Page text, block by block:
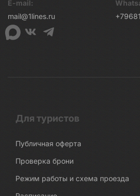
E-mail:
mail@1lines.ru
Для туристов
Публичная оферта
Проверка брони
Режим работы и схема проезда